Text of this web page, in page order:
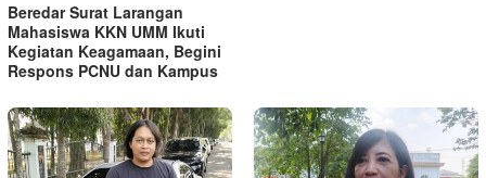
Beredar Surat Larangan
Mahasiswa KKN UMM Ikuti
Kegiatan Keagamaan, Begini
Respons PCNU dan Kampus